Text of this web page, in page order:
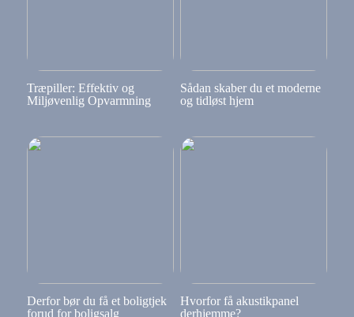
Træpiller: Effektiv og
Miljøvenlig Opvarmning
Sådan skaber du et moderne
og tidløst hjem
Derfor bør du få et boligtjek
forud for boligsalg
Hvorfor få akustikpanel
derhjemme?